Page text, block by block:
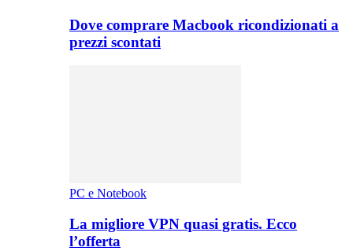
Dove comprare Macbook ricondizionati a
prezzi scontati
PC e Notebook
La migliore VPN quasi gratis. Ecco
l’offerta